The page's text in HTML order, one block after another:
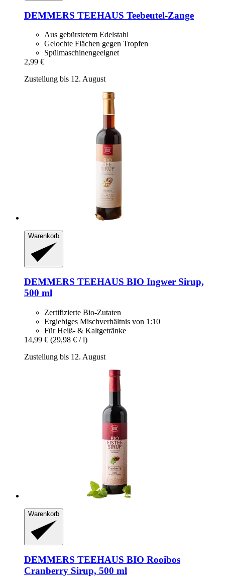
DEMMERS TEEHAUS Teebeutel-​Zange
Aus gebürstetem Edelstahl
Gelochte Flächen gegen Tropfen
Spülmaschinengeeignet
2,99 €
Zustellung bis 12. August
Warenkorb
DEMMERS TEEHAUS BIO Ingwer Sirup,
500 ml
Zertifizierte Bio-Zutaten
Ergiebiges Mischverhältnis von 1:10
Für Heiß- & Kaltgetränke
14,99 € (29,98 € / l)
Zustellung bis 12. August
Warenkorb
DEMMERS TEEHAUS BIO Rooibos
Cranberry Sirup, 500 ml